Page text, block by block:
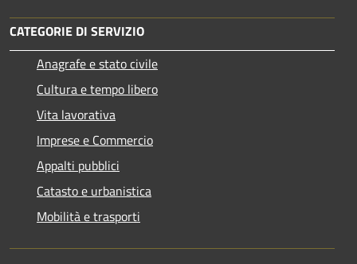
CATEGORIE DI SERVIZIO
Anagrafe e stato civile
Cultura e tempo libero
Vita lavorativa
Imprese e Commercio
Appalti pubblici
Catasto e urbanistica
Mobilità e trasporti